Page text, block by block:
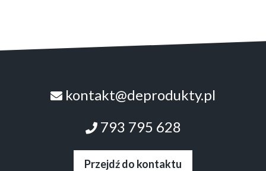
kontakt@deprodukty.pl
793 795 628
Przejdź do kontaktu